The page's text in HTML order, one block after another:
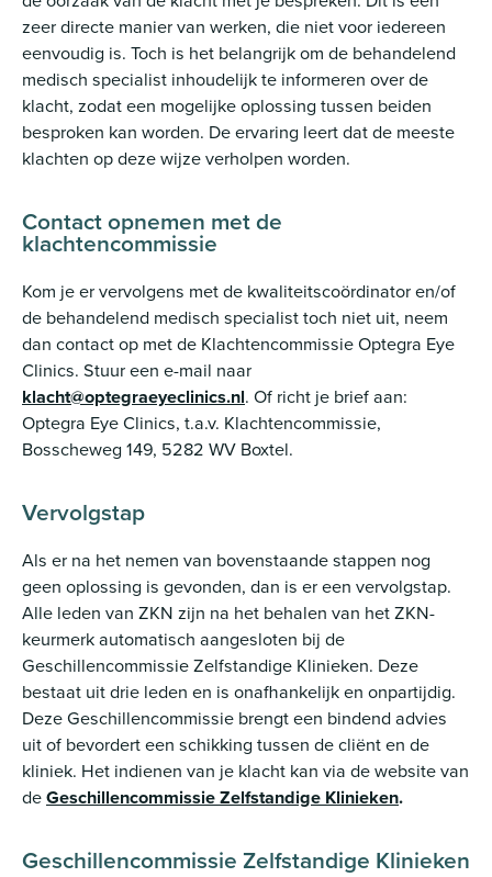
zeer directe manier van werken, die niet voor iedereen
eenvoudig is. Toch is het belangrijk om de behandelend
medisch specialist inhoudelijk te informeren over de
klacht, zodat een mogelijke oplossing tussen beiden
besproken kan worden. De ervaring leert dat de meeste
klachten op deze wijze verholpen worden.
Contact opnemen met de
klachtencommissie
Kom je er vervolgens met de kwaliteitscoördinator en/of
de behandelend medisch specialist toch niet uit, neem
dan contact op met de Klachtencommissie Optegra Eye
Clinics. Stuur een e-mail naar
klacht@optegraeyeclinics.nl. Of richt je brief aan:
Optegra Eye Clinics, t.a.v. Klachtencommissie,
Bosscheweg 149, 5282 WV Boxtel.
Vervolgstap
Als er na het nemen van bovenstaande stappen nog
geen oplossing is gevonden, dan is er een vervolgstap.
Alle leden van ZKN zijn na het behalen van het ZKN-
keurmerk automatisch aangesloten bij de
Geschillencommissie Zelfstandige Klinieken. Deze
bestaat uit drie leden en is onafhankelijk en onpartijdig.
Deze Geschillencommissie brengt een bindend advies
uit of bevordert een schikking tussen de cliënt en de
kliniek. Het indienen van je klacht kan via de website van
deGeschillencommissie Zelfstandige Klinieken.
Geschillencommissie Zelfstandige Klinieken